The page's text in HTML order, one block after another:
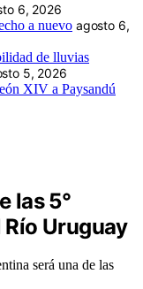
6, 2026
a nuevo agosto 6,
de lluvias
5, 2026
XIV a Paysandú
las 5°
Uruguay
será una de las